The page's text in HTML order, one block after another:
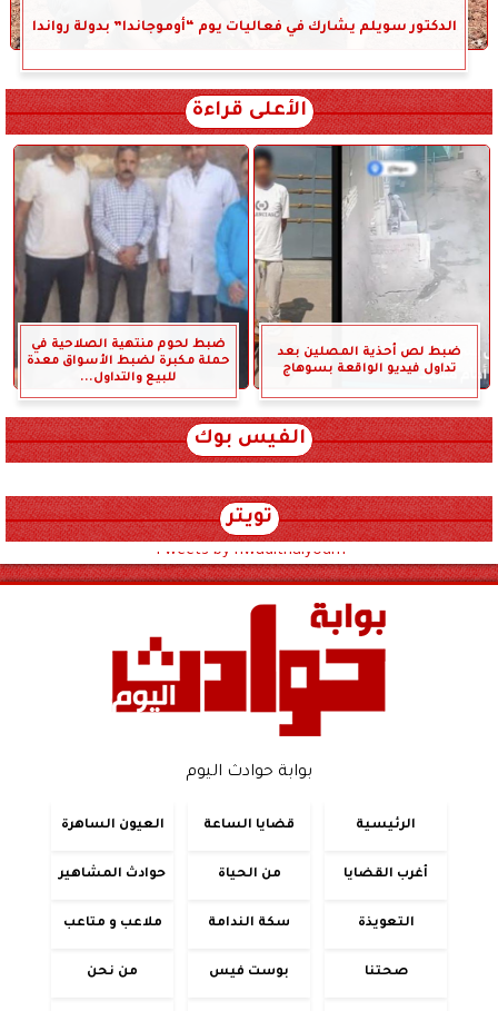
الدكتور سويلم يشارك في فعاليات يوم “أوموجاندا” بدولة رواندا
الأعلى قراءة
ضبط لص أحذية المصلين بعد
تداول فيديو الواقعة بسوهاج
ضبط لحوم منتهية الصلاحية في
حملة مكبرة لضبط الأسواق معدة
للبيع والتداول...
الفيس بوك
تويتر
Tweets by hwadithalyoum
بوابة حوادث اليوم
الرئيسية قضايا الساعة العيون الساهرة
أغرب القضايا من الحياة حوادث المشاهير
التعويذة سكة الندامة ملاعب و متاعب
صحتنا بوست فيس من نحن